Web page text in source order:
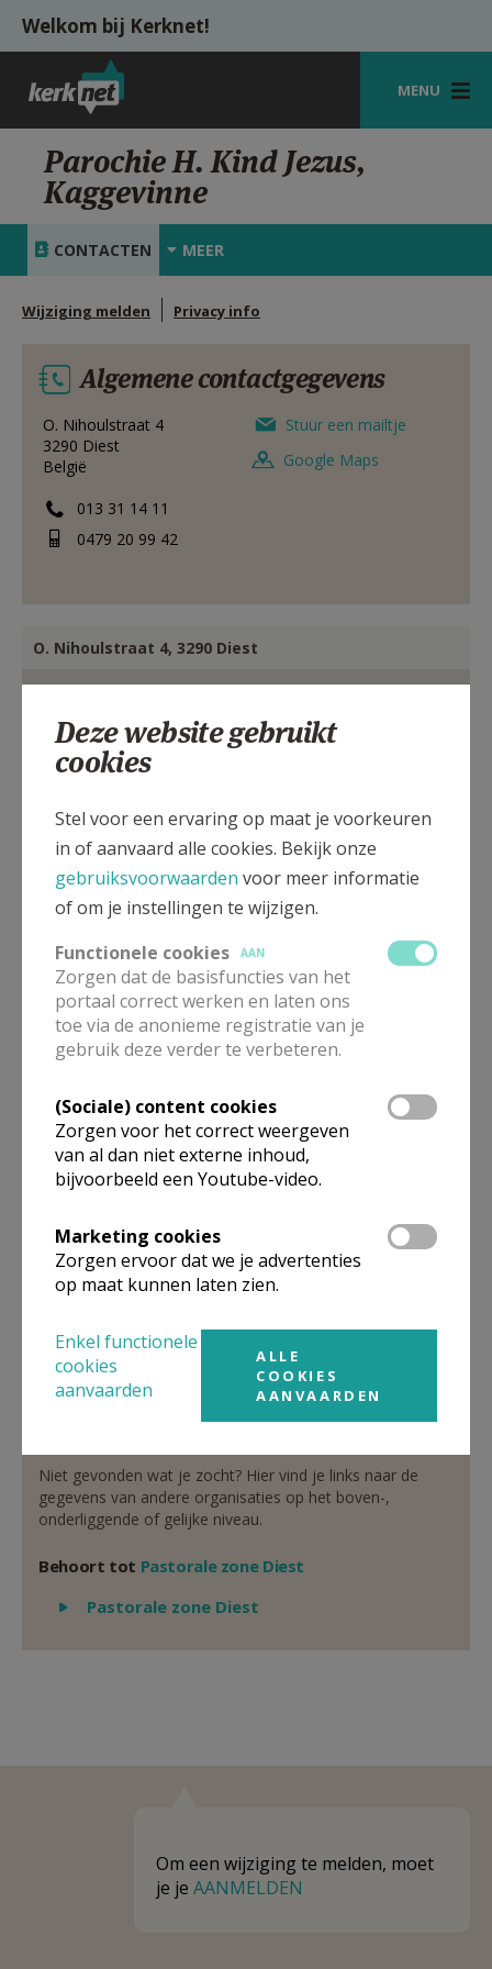
Overslaan en naar de inhoud gaan
Welkom bij Kerknet!
MENU
STARTPAGINA
KERK
VIERINGEN
HULP
MIJN PAROCHIE
AANMELDEN OF REGISTREREN
Parochie H. Kind Jezus,
Kaggevinne
CONTACTEN MEER
Wijziging melden Privacy info
Algemene contactgegevens
O. Nihoulstraat 4
3290 Diest
België
013 31 14 11
0479 20 99 42
Stuur een mailtje
Google Maps
O. Nihoulstraat 4, 3290 Diest
moderator van de ploeg in
De heerFélixVan Meerbergen
O. Nihoulstraat 4
3290 Diest
0479 20 99 42
Stuur een mailtje
Organisatiestructuur
Niet gevonden wat je zocht? Hier vind je links naar de
gegevens van andere organisaties op het boven-,
onderliggende of gelijke niveau.
Behoort tot Pastorale zone Diest
Weergeven
Pastorale zone Diest
Om een wijziging te melden, moet
je je AANMELDEN
Deze website gebruikt
cookies
Stel voor een ervaring op maat je voorkeuren
in of aanvaard alle cookies. Bekijk onze
gebruiksvoorwaarden voor meer informatie
of om je instellingen te wijzigen.
Functionele cookies
AAN
Zorgen dat de basisfuncties van het
portaal correct werken en laten ons
toe via de anonieme registratie van je
gebruik deze verder te verbeteren.
(Sociale) content cookies
Zorgen voor het correct weergeven
van al dan niet externe inhoud,
bijvoorbeeld een Youtube-video.
Marketing cookies
Zorgen ervoor dat we je advertenties
op maat kunnen laten zien.
Enkel functionele
cookies
aanvaarden
ALLE
COOKIES
AANVAARDEN